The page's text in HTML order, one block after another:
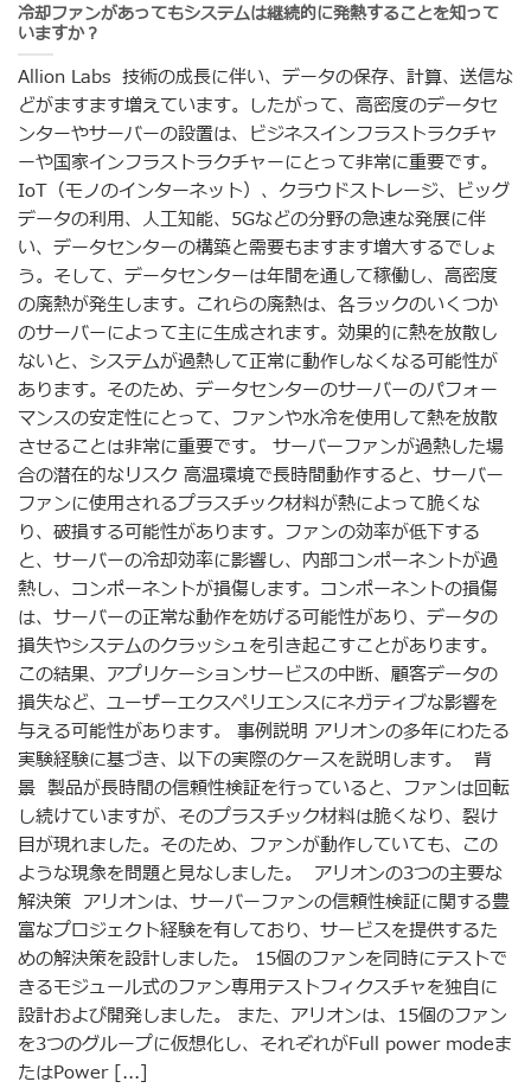
冷却ファンがあってもシステムは継続的に発熱することを知って
いますか？
Allion Labs 技術の成長に伴い、データの保存、計算、送信な
どがますます増えています。したがって、高密度のデータセ
ンターやサーバーの設置は、ビジネスインフラストラクチャ
ーや国家インフラストラクチャーにとって非常に重要です。
IoT（モノのインターネット）、クラウドストレージ、ビッグ
データの利用、人工知能、5Gなどの分野の急速な発展に伴
い、データセンターの構築と需要もますます増大するでしょ
う。そして、データセンターは年間を通して稼働し、高密度
の廃熱が発生します。これらの廃熱は、各ラックのいくつか
のサーバーによって主に生成されます。効果的に熱を放散し
ないと、システムが過熱して正常に動作しなくなる可能性が
あります。そのため、データセンターのサーバーのパフォー
マンスの安定性にとって、ファンや水冷を使用して熱を放散
させることは非常に重要です。 サーバーファンが過熱した場
合の潜在的なリスク 高温環境で長時間動作すると、サーバー
ファンに使用されるプラスチック材料が熱によって脆くな
り、破損する可能性があります。ファンの効率が低下する
と、サーバーの冷却効率に影響し、内部コンポーネントが過
熱し、コンポーネントが損傷します。コンポーネントの損傷
は、サーバーの正常な動作を妨げる可能性があり、データの
損失やシステムのクラッシュを引き起こすことがあります。
この結果、アプリケーションサービスの中断、顧客データの
損失など、ユーザーエクスペリエンスにネガティブな影響を
与える可能性があります。 事例説明 アリオンの多年にわたる
実験経験に基づき、以下の実際のケースを説明します。 背
景 製品が長時間の信頼性検証を行っていると、ファンは回転
し続けていますが、そのプラスチック材料は脆くなり、裂け
目が現れました。そのため、ファンが動作していても、この
ような現象を問題と見なしました。 アリオンの3つの主要な
解決策 アリオンは、サーバーファンの信頼性検証に関する豊
富なプロジェクト経験を有しており、サービスを提供するた
めの解決策を設計しました。 15個のファンを同時にテストで
きるモジュール式のファン専用テストフィクスチャを独自に
設計および開発しました。 また、アリオンは、15個のファン
を3つのグループに仮想化し、それぞれがFull power modeま
たはPower [...]